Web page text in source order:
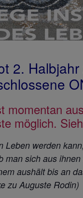
2.
momentan
möglich.
Leben werden
man sich aus
aushält bis an
zu Auguste Rodin)